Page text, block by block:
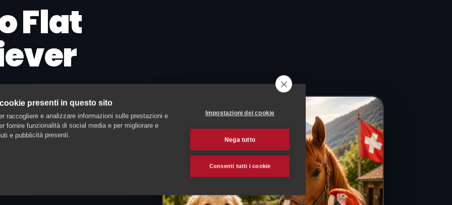
Flat
presenti in questo sito
raccogliere e analizzare informazioni sulle prestazioni e
fornire funzionalità di social media e per migliorare e
e pubblicità presenti.
Impostazioni dei cookie
Nega tutto
Consenti tutti i cookie